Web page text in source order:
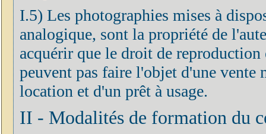
I.5) Les photographies mises à
analogique, sont la propriété de
acquérir que le droit de
peuvent pas faire l'objet d'une vente
location et d'un prêt à usage.
II - Modalités de formation du